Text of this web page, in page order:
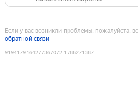
Если у вас возникли проблемы, пожалуйста,
обратной связи
9194179164277367072:1786271387